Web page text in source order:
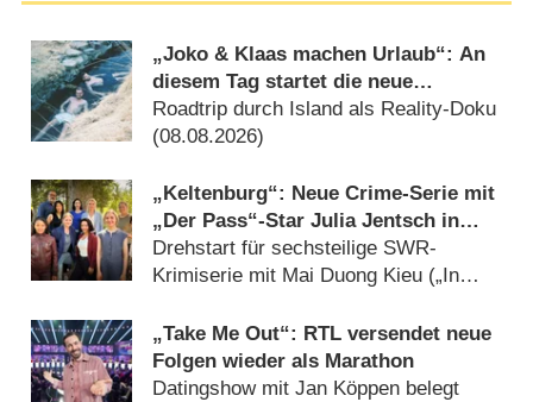
„Joko & Klaas machen Urlaub“: An
diesem Tag startet die neue
Sendung des Entertainer-Duos
Roadtrip durch Island als Reality-Doku
(08.08.2026)
„Keltenburg“: Neue Crime-Serie mit
„Der Pass“-Star Julia Jentsch in
Arbeit
Drehstart für sechsteilige SWR-
Krimiserie mit Mai Duong Kieu („In
„Take Me Out“: RTL versendet neue
Folgen wieder als Marathon
Datingshow mit Jan Köppen belegt